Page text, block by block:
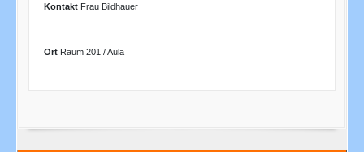
Kontakt Frau Bildhauer
Ort Raum 201 / Aula